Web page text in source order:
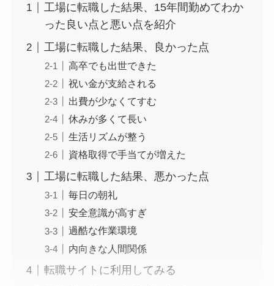
工場に転職した結果、15年間勤めてわか
った良い点と悪い点を紹介
工場に転職した結果、良かった点
高卒でも出世できた
祝い金が支給される
出費が少なくてすむ
休みが多くて長い
生活リズムが整う
資格取得で手当てが増えた
工場に転職した結果、悪かった点
毎日の朝礼
安全意識が高すぎ
過酷な作業環境
内向きな人間関係
転職サイトに利用してみる